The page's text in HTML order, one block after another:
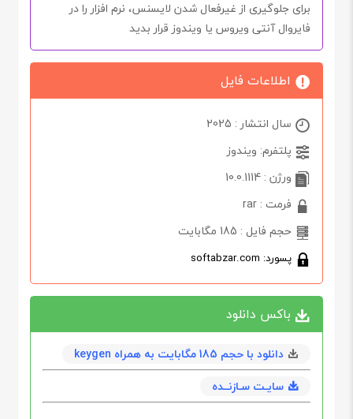
برای جلوگیری از غیرفعال شدن لایسنس، نرم افزار را در
فایروال آنتی ویروس یا ویندوز قرار بدید
اطلاعات فایل
سال انتشار : 2025
پلتفرم: ویندوز
ورژن : 10.0.1114
فرمت : rar
حجم فایل : 185 مگابایت
پسورد: softabzar.com
باکس دانلود
دانلود با حجم 185 مگابايت به همراه keygen
سایـت سـازنــده